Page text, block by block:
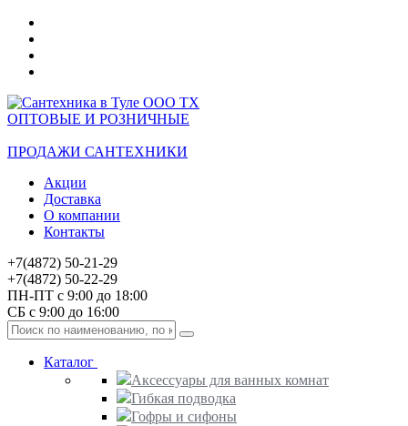
ОПТОВЫЕ И РОЗНИЧНЫЕ
ПРОДАЖИ САНТЕХНИКИ
Акции
Доставка
О компании
Контакты
+7(4872) 50-21-29
+7(4872) 50-22-29
ПН-ПТ с 9:00 до 18:00
СБ с 9:00 до 16:00
Каталог
Аксессуары для ванных комнат
Гибкая подводка
Гофры и сифоны